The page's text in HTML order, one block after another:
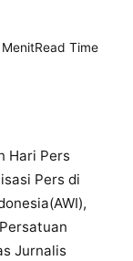
MenitRead Time
Hari Pers
Pers di
Jurnalis